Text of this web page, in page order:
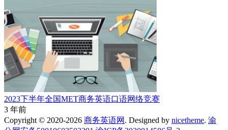
2023下半年全国MET商务英语口语网络竞赛
3 年前
Copyright © 2020-2026 商务英语网 . Designed by nicetheme. 渝